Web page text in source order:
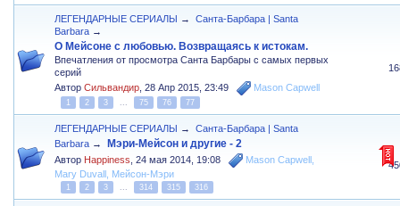
ЛЕГЕНДАРНЫЕ СЕРИАЛЫ →
Санта-Барбара | Santa
Barbara →
О Мейсоне с любовью. Возвращаясь к истокам.
Впечатления от просмотра Санта Барбары с самых первых
серий
АвторСильвандир ,28 Апр 2015, 23:49 Mason Capwell
1 2 3 75 76 77
ЛЕГЕНДАРНЫЕ СЕРИАЛЫ →
Санта-Барбара | Santa
Barbara → Мэри-Мейсон и другие - 2
Автор Happiness ,24 мая 2014, 19:08 Mason Capwell
Mary Duvall Мейсон-Мэри
1 2 3 314 315 316